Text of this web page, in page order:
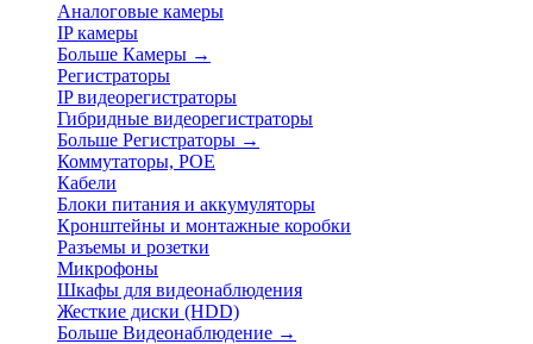
Аналоговые камеры
IP камеры
Больше Камеры →
Регистраторы
IP видеорегистраторы
Гибридные видеорегистраторы
Больше Регистраторы →
Коммутаторы, POE
Кабели
Блоки питания и аккумуляторы
Кронштейны и монтажные коробки
Разъемы и розетки
Микрофоны
Шкафы для видеонаблюдения
Жесткие диски (HDD)
Больше Видеонаблюдение →